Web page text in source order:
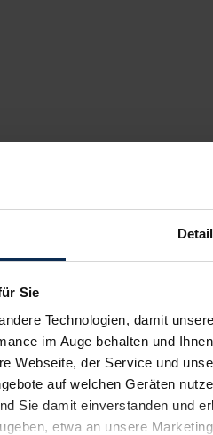
Sie
Technologien, damit
im Auge behalten und
Webseite, der Service und
auf welchen Geräten
Sie damit einverstanden und
etwa an unsere